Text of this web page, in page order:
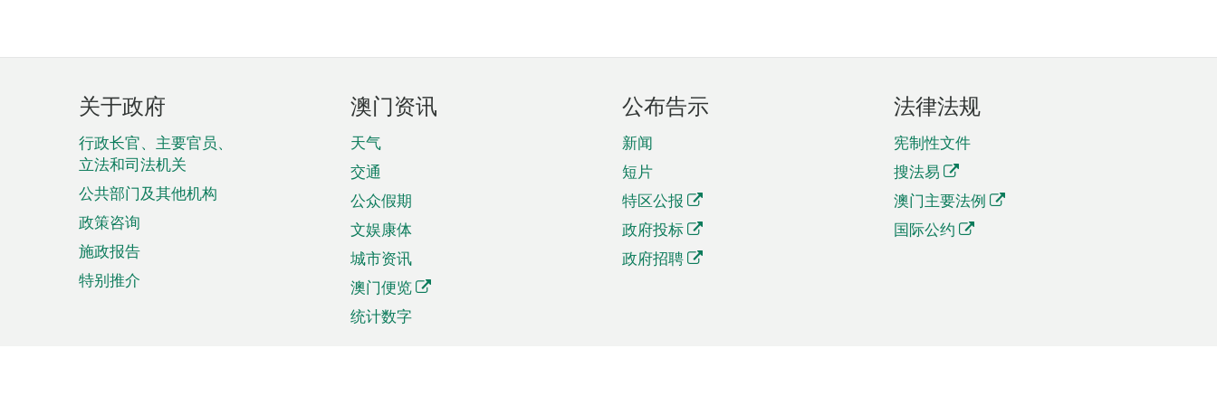
页
脚
菜
单
关于政府
行政长官、主要官员、
立法和司法机关
公共部门及其他机构
政策咨询
施政报告
特别推介
澳门资讯
天气
交通
公众假期
文娱康体
城市资讯
澳门便览
统计数字
公布告示
新闻
短片
特区公报
政府投标
政府招聘
法律法规
宪制性文件
搜法易
澳门主要法例
国际公约